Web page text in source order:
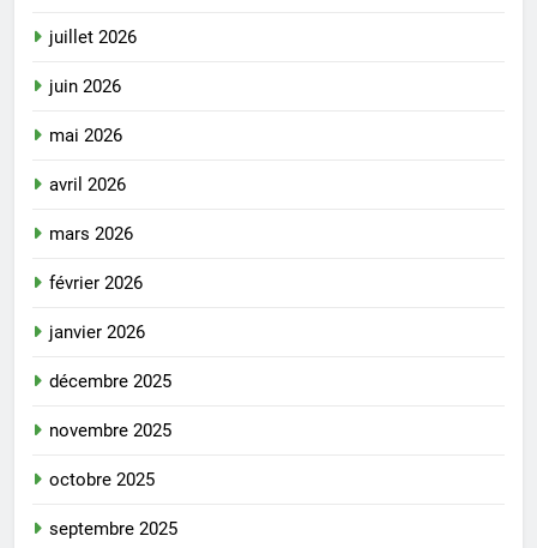
juillet 2026
juin 2026
mai 2026
avril 2026
mars 2026
février 2026
janvier 2026
décembre 2025
novembre 2025
octobre 2025
septembre 2025